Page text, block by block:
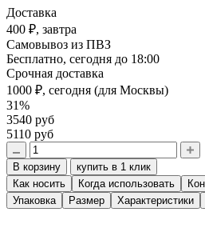
Доставка
400 ₽, завтра
Самовывоз из ПВЗ
Бесплатно, сегодня до 18:00
Срочная доставка
1000 ₽, сегодня (для Москвы)
31%
3540 руб
5110 руб
В корзину
купить в 1 клик
Как носить
Когда использовать
Упаковка
Размер Характеристики